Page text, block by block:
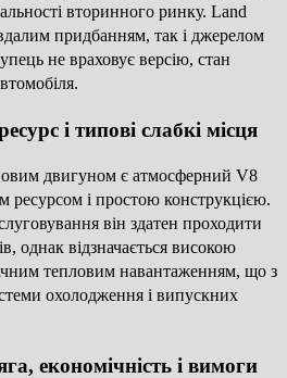
вторинного ринку. Land
придбанням, так і джерелом
не враховує версію, стан
і типові слабкі місця
двигуном є атмосферний V8
ресурсом і простою конструкцією.
він здатен проходити
однак відзначається високою
тепловим навантаженням, що з
охолодження і випускних
економічність і вимоги